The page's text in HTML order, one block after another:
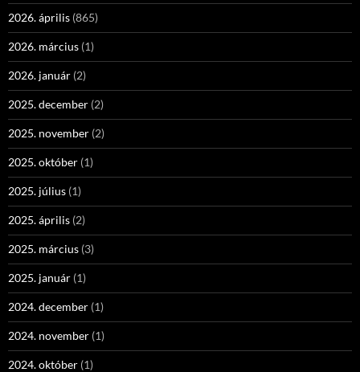
2026. április (865)
2026. március (1)
2026. január (2)
2025. december (2)
2025. november (2)
2025. október (1)
2025. július (1)
2025. április (2)
2025. március (3)
2025. január (1)
2024. december (1)
2024. november (1)
2024. október (1)